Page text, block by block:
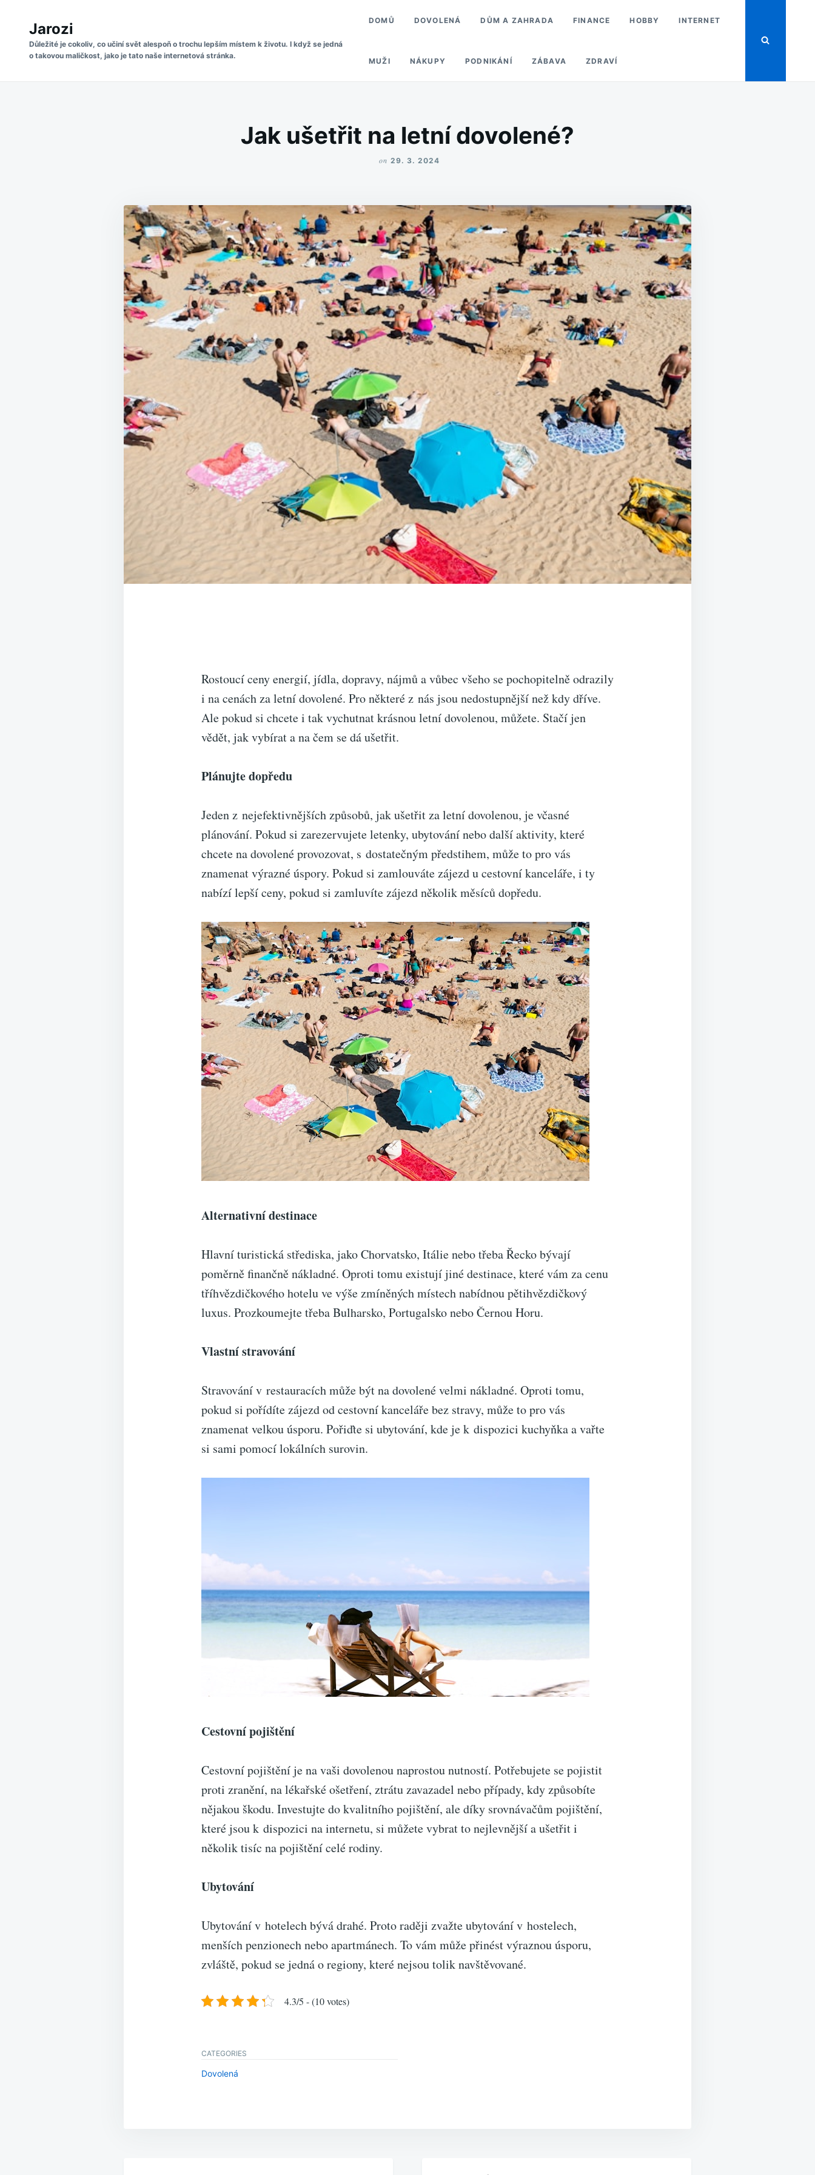
content
for:
Jarozi
Důležité je cokoliv, co učiní svět alespoň o trochu lepším místem k životu. I když se jedná
o takovou maličkost, jako je tato naše internetová stránka.
DOMŮ DOVOLENÁ DŮM A ZAHRADA FINANCE HOBBY INTERNET
MUŽI NÁKUPY PODNIKÁNÍ ZÁBAVA ZDRAVÍ
Jak ušetřit na letní dovolené?
on 29. 3. 2024
Rostoucí ceny energií, jídla, dopravy, nájmů a vůbec všeho se pochopitelně odrazily
i na cenách za letní dovolené. Pro některé z nás jsou nedostupnější než kdy dříve.
Ale pokud si chcete i tak vychutnat krásnou letní dovolenou, můžete. Stačí jen
vědět, jak vybírat a na čem se dá ušetřit.
Plánujte dopředu
Jeden z nejefektivnějších způsobů, jak ušetřit za letní dovolenou, je včasné
plánování. Pokud si zarezervujete letenky, ubytování nebo další aktivity, které
chcete na dovolené provozovat, s dostatečným předstihem, může to pro vás
znamenat výrazné úspory. Pokud si zamlouváte zájezd u cestovní kanceláře, i ty
nabízí lepší ceny, pokud si zamluvíte zájezd několik měsíců dopředu.
Alternativní destinace
Hlavní turistická střediska, jako Chorvatsko, Itálie nebo třeba Řecko bývají
poměrně finančně nákladné. Oproti tomu existují jiné destinace, které vám za cenu
tříhvězdičkového hotelu ve výše zmíněných místech nabídnou pětihvězdičkový
luxus. Prozkoumejte třeba Bulharsko, Portugalsko nebo Černou Horu.
Vlastní stravování
Stravování v restauracích může být na dovolené velmi nákladné. Oproti tomu,
pokud si pořídíte zájezd od cestovní kanceláře bez stravy, může to pro vás
znamenat velkou úsporu. Pořiďte si ubytování, kde je k dispozici kuchyňka a vařte
si sami pomocí lokálních surovin.
Cestovní pojištění
Cestovní pojištění je na vaši dovolenou naprostou nutností. Potřebujete se pojistit
proti zranění, na lékařské ošetření, ztrátu zavazadel nebo případy, kdy způsobíte
nějakou škodu. Investujte do kvalitního pojištění, ale díky srovnávačům pojištění,
které jsou k dispozici na internetu, si můžete vybrat to nejlevnější a ušetřit i
několik tisíc na pojištění celé rodiny.
Ubytování
Ubytování v hotelech bývá drahé. Proto raději zvažte ubytování v hostelech,
menších penzionech nebo apartmánech. To vám může přinést výraznou úsporu,
zvláště, pokud se jedná o regiony, které nejsou tolik navštěvované.
4.3/5 - (10 votes)
CATEGORIES
Dovolená